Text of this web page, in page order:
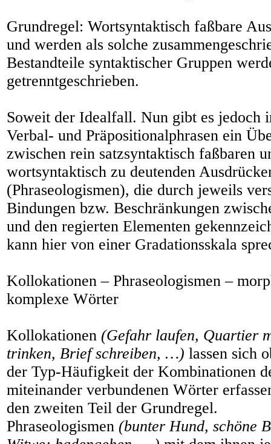
Grundregel: Wortsyntaktisch faßbare
und werden als solche
Bestandteile syntaktischer Gruppen
getrenntgeschrieben.
Soweit der Idealfall. Nun gibt es jedoch
Verbal- und Präpositionalphrasen ein
zwischen rein satzsyntaktisch faßbaren
wortsyntaktisch zu deutenden
(Phraseologismen), die durch jeweils
Bindungen bzw. Beschränkungen
und den regierten Elementen
kann hier von einer Gradationsskala
Kollokationen – Phraseologismen –
komplexe Wörter
Kollokationen (Gefahr laufen, Quartier
trinken, Brief schreiben, …) lassen sich
der Typ-Häufigkeit der Kombinationen
miteinander verbundenen Wörter
den zweiten Teil der Grundregel.
Phraseologismen (bunter Hund, schöne